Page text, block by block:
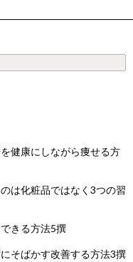
健康にしながら痩せる方
は化粧品ではなく3つの習
きる方法5撰
そばかす改善する方法3撰